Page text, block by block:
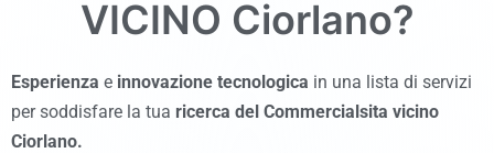
VICINO Ciorlano?
Esperienza e innovazione tecnologica in una lista di servizi
per soddisfare la tua ricerca del Commercialsita vicino
Ciorlano.